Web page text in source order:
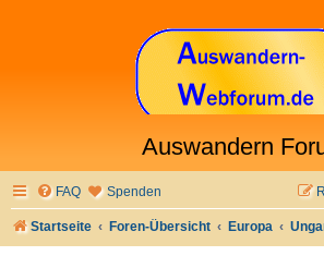
Auswandern
FAQ Spenden
Startseite Foren-Übersicht Europa